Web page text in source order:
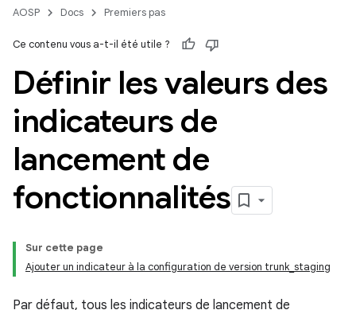
AOSP Docs Premiers pas
Ce contenu vous a-t-il été utile ?
Définir les valeurs des
indicateurs de
lancement de
fonctionnalités
Sur cette page
Ajouter un indicateur à la configuration de version trunk_staging
Par défaut, tous les indicateurs de lancement de